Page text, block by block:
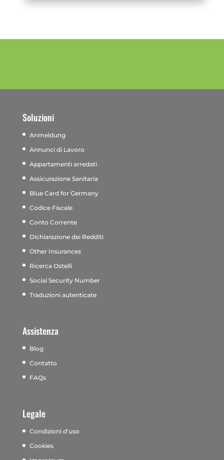
Soluzioni
Anmeldung
Annunci di Lavoro
Appartamenti arredati
Assicurazione Sanitaria
Blue Card for Germany
Codice Fiscale
Conto Corrente
Dichiarazione dei Redditi
Other Insurances
Ricerca Ostelli
Social Security Number
Traduzioni autenticate
Assistenza
Blog
Contatto
FAQs
Legale
Condizioni d’uso
Cookies